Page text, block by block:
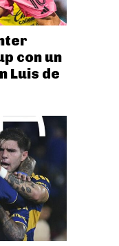
con un
Luis de